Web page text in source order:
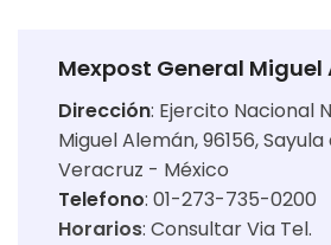
Mexpost General Miguel
Dirección: Ejercito Nacional
Miguel Alemán, 96156,
Veracruz - México
Telefono: 01-273-735-0200
Horarios: Consultar Via Tel.